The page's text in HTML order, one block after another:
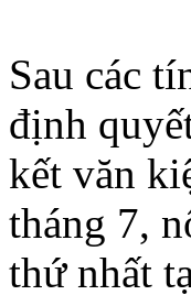
Sau các
định
kết văn
tháng 7,
thứ nhất